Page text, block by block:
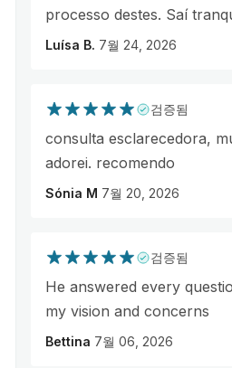
processo destes. Saí
Luísa B. 7월 24, 2026
검증됨
consulta esclarecedora,
adorei. recomendo
Sónia M 7월 20, 2026
검증됨
He answered every
my vision and concerns
Bettina 7월 06, 2026